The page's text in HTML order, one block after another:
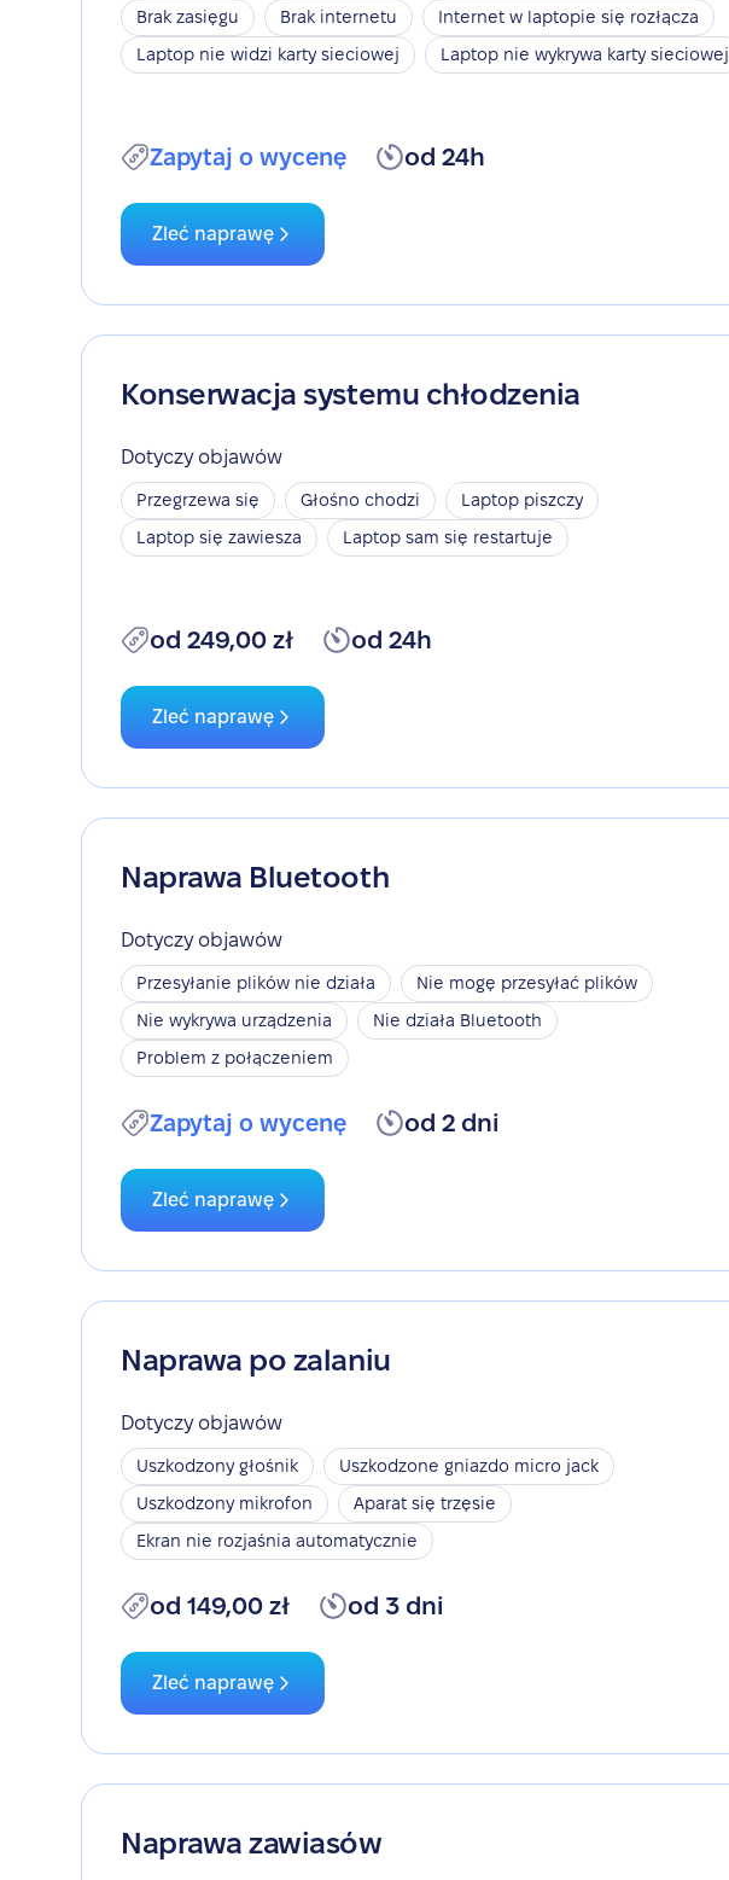
Brak zasięgu Brak internetu
Internet w laptopie się rozłącza
Laptop nie widzi karty sieciowej
Laptop nie wykrywa karty sieciowej
Zapytaj o wycenę od 24h
Zleć naprawę
Konserwacja systemu chłodzenia
Dotyczy objawów
Przegrzewa się Głośno chodzi
Laptop piszczy
Laptop się zawiesza
Laptop sam się restartuje
od 249,00 zł od 24h
Zleć naprawę
Naprawa Bluetooth
Dotyczy objawów
Przesyłanie plików nie działa
Nie mogę przesyłać plików
Nie wykrywa urządzenia
Nie działa Bluetooth
Problem z połączeniem
Zapytaj o wycenę od 2 dni
Zleć naprawę
Naprawa po zalaniu
Dotyczy objawów
Uszkodzony głośnik
Uszkodzone gniazdo micro jack
Uszkodzony mikrofon
Aparat się trzęsie
Ekran nie rozjaśnia automatycznie
od 149,00 zł od 3 dni
Zleć naprawę
Naprawa zawiasów